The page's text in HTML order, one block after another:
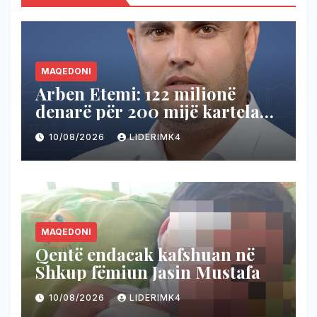
MAQEDONI
Arben Etemi: 122 milionë
denarë për 200 mijë kartela
për serbët – dokumentet
flasin!
10/08/2026 LIDERIMK4
MAQEDONI
Qentë endacak kafshuan në
Shkup fëmiun Jasin Mustafa
10/08/2026 LIDERIMK4